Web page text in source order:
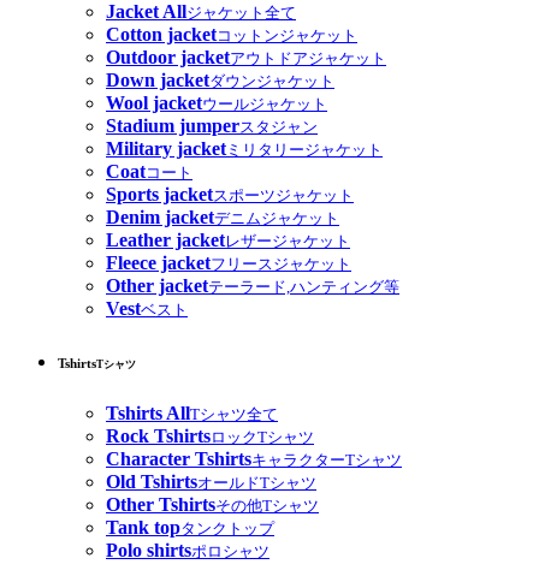
Jacket Allジャケット全て
Cotton jacketコットンジャケット
Outdoor jacketアウトドアジャケット
Down jacketダウンジャケット
Wool jacketウールジャケット
Stadium jumperスタジャン
Military jacketミリタリージャケット
Coatコート
Sports jacketスポーツジャケット
Denim jacketデニムジャケット
Leather jacketレザージャケット
Fleece jacketフリースジャケット
Other jacketテーラード,ハンティング等
Vestベスト
TshirtsTシャツ
Tshirts AllTシャツ全て
Rock TshirtsロックTシャツ
Character TshirtsキャラクターTシャツ
Old TshirtsオールドTシャツ
Other Tshirtsその他Tシャツ
Tank topタンクトップ
Polo shirtsポロシャツ